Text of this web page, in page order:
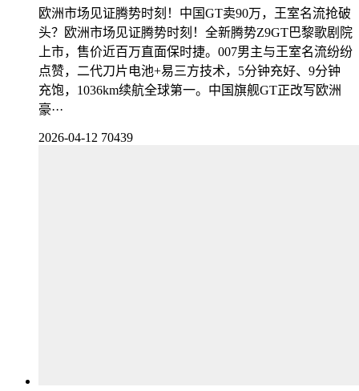
欧洲市场见证腾势时刻！中国GT卖90万，王室名流抢破
头？欧洲市场见证腾势时刻！全新腾势Z9GT巴黎歌剧院
上市，售价近百万直面保时捷。007男主与王室名流纷纷
点赞，二代刀片电池+易三方技术，5分钟充好、9分钟
充饱，1036km续航全球第一。中国旗舰GT正改写欧洲
豪···
2026-04-12 70439